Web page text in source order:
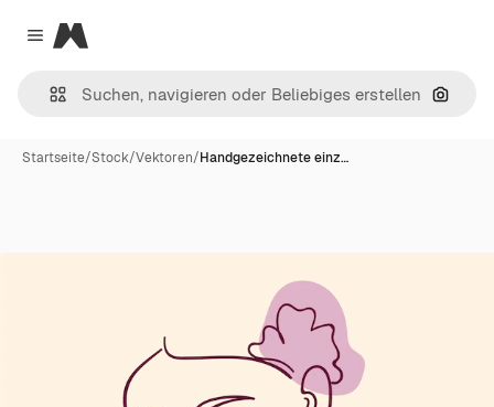
Close menu
Magnific
Nach
Startseite/Stock/Vektoren/Handgezeichnete einz…